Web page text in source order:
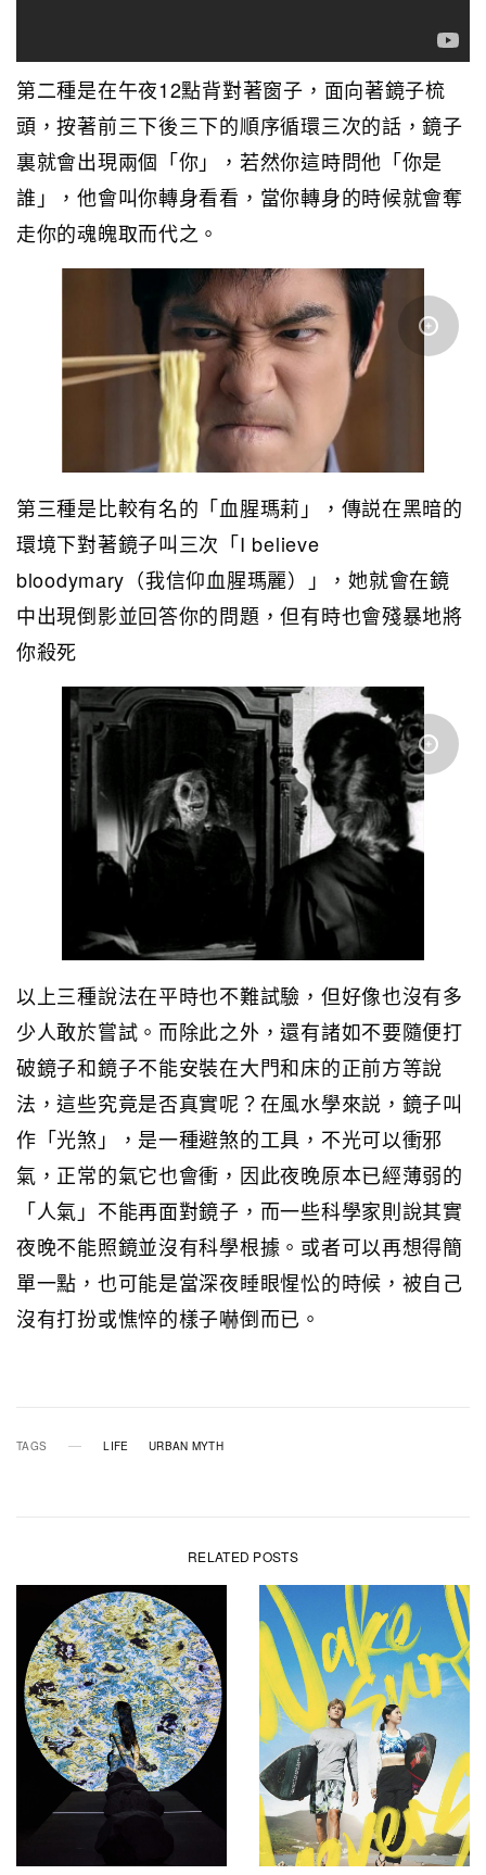
第二種是在午夜12點背對著窗子，面向著鏡子梳
頭，按著前三下後三下的順序循環三次的話，鏡子
裏就會出現兩個「你」，若然你這時問他「你是
誰」，他會叫你轉身看看，當你轉身的時候就會奪
走你的魂魄取而代之。
第三種是比較有名的「血腥瑪莉」，傳説在黑暗的
環境下對著鏡子叫三次「I believe
bloodymary（我信仰血腥瑪麗）」，她就會在鏡
中出現倒影並回答你的問題，但有時也會殘暴地將
你殺死
以上三種說法在平時也不難試驗，但好像也沒有多
少人敢於嘗試。而除此之外，還有諸如不要隨便打
破鏡子和鏡子不能安裝在大門和床的正前方等說
法，這些究竟是否真實呢？在風水學來説，鏡子叫
作「光煞」，是一種避煞的工具，不光可以衝邪
氣，正常的氣它也會衝，因此夜晚原本已經薄弱的
「人氣」不能再面對鏡子，而一些科學家則說其實
夜晚不能照鏡並沒有科學根據。或者可以再想得簡
單一點，也可能是當深夜睡眼惺忪的時候，被自己
沒有打扮或憔悴的樣子嚇倒而已。
TAGS LIFE URBAN MYTH
RELATED POSTS